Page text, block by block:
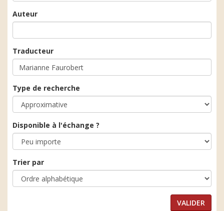
Auteur
Traducteur
Type de recherche
Disponible à l'échange ?
Trier par